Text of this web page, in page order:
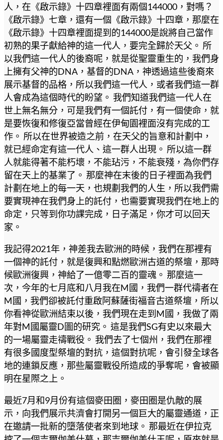
人，在《啟示錄》十四章裡面有兩個144000，對嗎？
《啟示錄》七章，還有一個《啟示錄》十四章，那麼在
《啟示錄》十四章裡面提到的144000是說將自己當作
初熟的果子獻給神的這一代人，要完全歸於天父。 所
以我們這一代人的後裔呢，就是從聖靈重生的，我們身
上擁有父神的DNA，基督的DNA，神透過這些後裔來
展示基督的品格，所以我們這一代人，或者我們這一群
人會成為這個時代的盼望。 我們知道我們這一代人在
世上無名無分，可是我們有一個託付，有一個使命，就
是要恢復和修復亞當曾經在伊甸園裡面沒有完成的工
作。 所以在世界被造之前，在天父的旨意和計劃中，
就已經命定有這一代人、這一群人出現。 所以這一群
人就能得著不能朽壞，不能玷污，不能衰殘，為你們存
留在天上的基業了。 那麼神在末後的日子裡面為我們
計劃在地上的每一天，也規劃我們的人生，所以我們需
要實現神在我們身上的託付，也需要實現我們在地上的
命定，只等到你功課完成，日子滿足，你才可以回天
家。
我記得2021年，神差我去歐洲的時候，我們在那裡有
一個神的託付，就是復興和點燃歐洲古道的祭壇，那時
候歐洲復興，神給了一億零二百的靈魂。 那麼這一
次，今年的七月底和八月我在M國，我們一群代禱者在
M國，我們卻被託付重啟阿蘇薩街福音古道祭壇，所以
你看神從歐洲結束以後，我們現在走到M國，我做了兩
年對M國屬靈D圖的研究。 這是我們SG有史以來最大
的一場屬靈走禱戰役。 我們去了七個州，我們在那裡
有很多國度型祭壇的對抗，這個對抗呢，會引發全球各
地的連鎖反應，那些屬靈戰役所造成的爭奪呢，會被顯
明在星際之上。
最近7月和9月份有這個麥田圈，麥田圈是仇敵的展
示，向我們展示共濟會打開另一個巨大的屬靈通道，正
在邀請一批新的墮落使者來到地球。 那最近在伊拉克